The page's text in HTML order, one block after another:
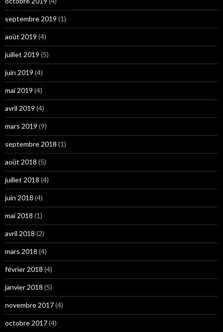
septembre 2019 (1)
août 2019 (4)
juillet 2019 (5)
juin 2019 (4)
mai 2019 (4)
avril 2019 (4)
mars 2019 (9)
septembre 2018 (1)
août 2018 (5)
juillet 2018 (4)
juin 2018 (4)
mai 2018 (1)
avril 2018 (2)
mars 2018 (4)
février 2018 (4)
janvier 2018 (5)
novembre 2017(4)
octobre 2017(4)